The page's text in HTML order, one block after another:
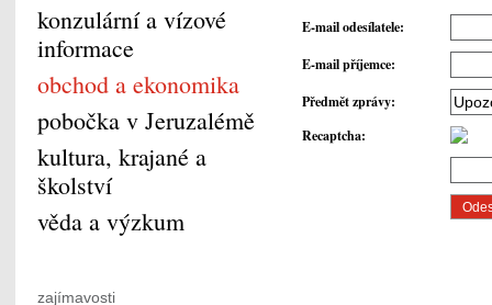
E-mail odesílatele:
E-mail příjemce:
Předmět zprávy:
Recaptcha:
konzulární a vízové
informace
obchod a ekonomika
pobočka v Jeruzalémě
kultura, krajané a
školství
věda a výzkum
zajímavosti